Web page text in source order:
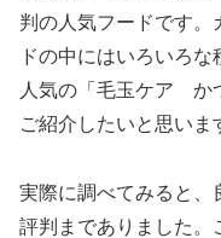
判の人気フードです。
ドの中にはいろいろ
人気の「毛玉ケア か
ご紹介したいと思いま
実際に調べてみると、
評判までありました。